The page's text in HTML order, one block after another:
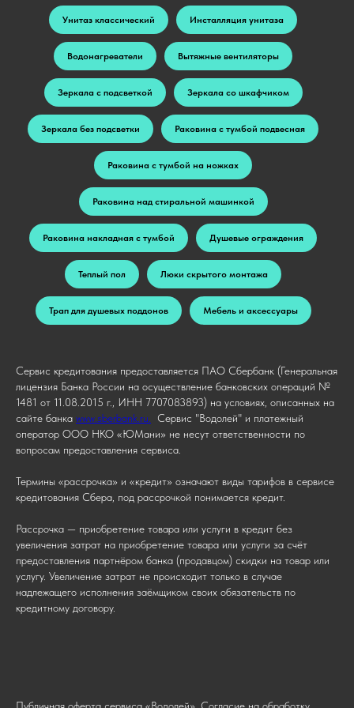
Унитаз классический Инсталляция унитаза
Водонагреватели Вытяжные вентиляторы
Зеркала с подсветкой Зеркала со шкафчиком
Зеркала без подсветки Раковина с тумбой подвесная
Раковина с тумбой на ножках
Раковина над стиральной машинкой
Раковина накладная с тумбой Душевые ограждения
Теплый пол Люки скрытого монтажа
Трап для душевых поддонов Мебель и аксессуары
Сервис кредитования предоставляется ПАО Сбербанк (Генеральная
лицензия Банка России на осуществление банковских операций №
1481 от 11.08.2015 г., ИНН 7707083893) на условиях, описанных на
сайте банка www.sberbank.ru.
Сервис "Водолей" и платежный
оператор ООО НКО «ЮМани» не несут ответственности по
вопросам предоставления сервиса.
Термины «рассрочка» и «кредит» означают виды тарифов в сервисе
кредитования Сбера, под рассрочкой понимается кредит.
Рассрочка — приобретение товара или услуги в кредит без
увеличения затрат на приобретение товара или услуги за счёт
предоставления партнёром банка (продавцом) скидки на товар или
услугу. Увеличение затрат не происходит только в случае
надлежащего исполнения заёмщиком своих обязательств по
кредитному договору.